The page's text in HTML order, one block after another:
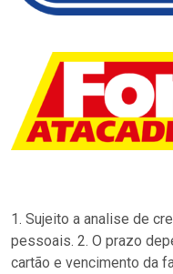
1. Sujeito a analise de
pessoais. 2. O prazo
cartão e vencimento da